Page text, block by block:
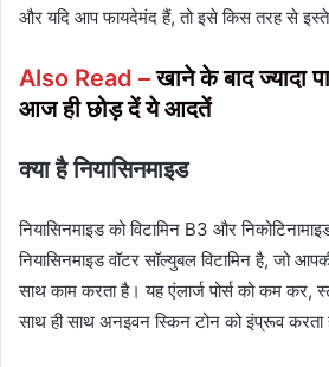
और यदि आप फायदेमंद हैं, तो इसे किस तरह से
Also Read –खाने के बाद ज्यादा
आज ही छोड़ दें ये आदतें
क्या है नियासिनमाइड
नियासिनमाइड को विटामिन B3 और
नियासिनमाइड वॉटर सॉल्युबल विटामिन है, जो
साथ काम करता है। यह एंलार्ज पोर्स को कम कर,
साथ ही साथ अनइवन स्किन टोन को इंप्रूव करता